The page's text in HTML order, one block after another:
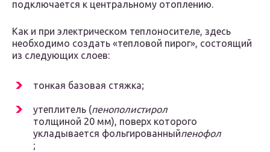
подключается к центральному отоплению.
Как и при электрическом теплоносителе, здесь
необходимо создать «тепловой пирог», состоящий
из следующих слоев:
тонкая базовая стяжка;
утеплитель (пенополистирол
толщиной 20 мм), поверх которого
укладывается фольгированныйпенофол
;